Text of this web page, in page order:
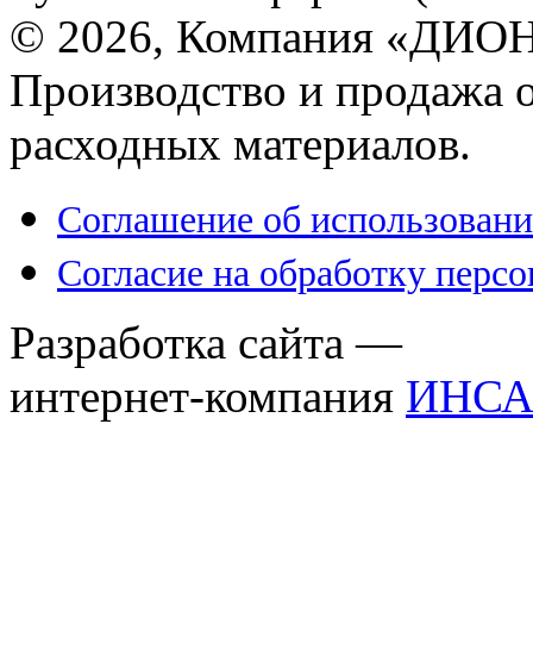
© 2026, Компания
Производство и продажа
расходных материалов.
Соглашение об
Согласие на обработку
Разработка сайта —
интернет-компания